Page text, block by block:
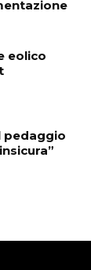
eolico
pedaggio